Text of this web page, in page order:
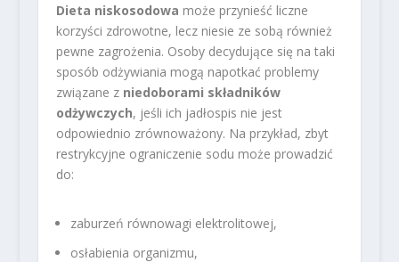
Dieta niskosodowa może przynieść liczne
korzyści zdrowotne, lecz niesie ze sobą również
pewne zagrożenia. Osoby decydujące się na taki
sposób odżywiania mogą napotkać problemy
związane z niedoborami składników
odżywczych, jeśli ich jadłospis nie jest
odpowiednio zrównoważony. Na przykład, zbyt
restrykcyjne ograniczenie sodu może prowadzić
do:
zaburzeń równowagi elektrolitowej,
osłabienia organizmu,